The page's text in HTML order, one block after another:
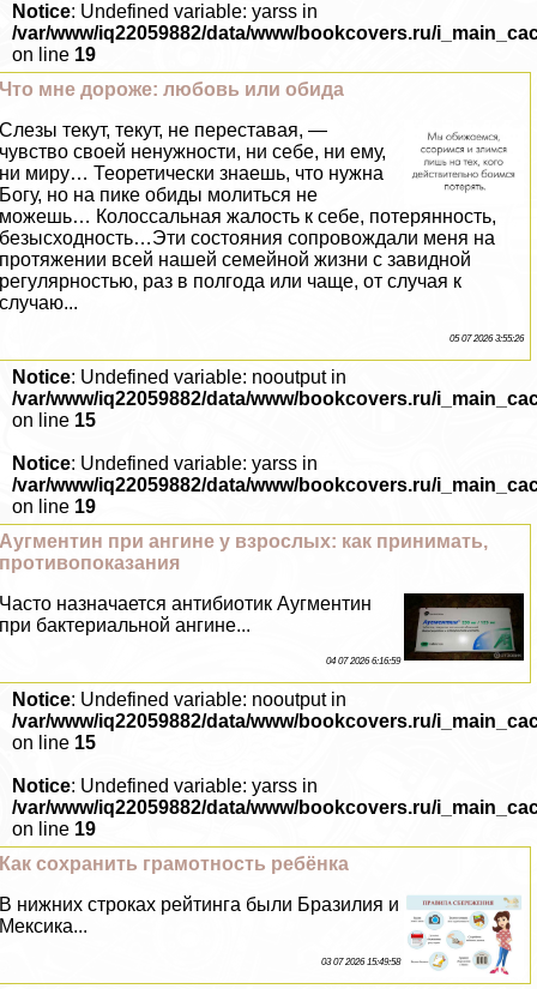
Notice: Undefined variable: yarss in
/var/www/iq22059882/data/www/bookcovers.ru/
on line 19
Что мне дороже: любовь или обида
Слезы текут, текут, не переставая, —
чувство своей ненужности, ни себе, ни ему,
ни миру… Теоретически знаешь, что нужна
Богу, но на пике обиды молиться не
можешь… Колоссальная жалость к себе, потерянность,
безысходность…Эти состояния сопровождали меня на
протяжении всей нашей семейной жизни с завидной
регулярностью, раз в полгода или чаще, от случая к
случаю...
05 07 2026 3:55:26
Notice: Undefined variable: nooutput in
/var/www/iq22059882/data/www/bookcovers.ru/
on line 15
Notice: Undefined variable: yarss in
/var/www/iq22059882/data/www/bookcovers.ru/
on line 19
Аугментин при ангине у взрослых: как принимать,
противопоказания
Часто назначается антибиотик Аугментин
при бактериальной ангине...
04 07 2026 6:16:59
Notice: Undefined variable: nooutput in
/var/www/iq22059882/data/www/bookcovers.ru/
on line 15
Notice: Undefined variable: yarss in
/var/www/iq22059882/data/www/bookcovers.ru/
on line 19
Как сохранить грамотность ребёнка
В нижних строках рейтинга были Бразилия и
Мексика...
03 07 2026 15:49:58